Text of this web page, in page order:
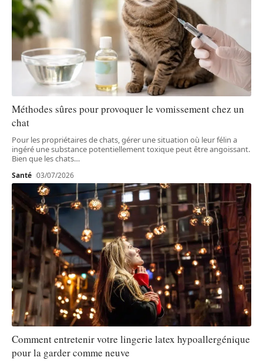
Méthodes sûres pour provoquer le vomissement chez un
chat
Pour les propriétaires de chats, gérer une situation où leur félin a
ingéré une substance potentiellement toxique peut être angoissant.
Bien que les chats…
Santé 03/07/2026
Comment entretenir votre lingerie latex hypoallergénique
pour la garder comme neuve